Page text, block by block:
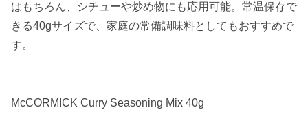
はもちろん、シチューや炒め物にも応用可能。常温保存で
きる40gサイズで、家庭の常備調味料としてもおすすめで
す。
McCORMICK Curry Seasoning Mix 40g